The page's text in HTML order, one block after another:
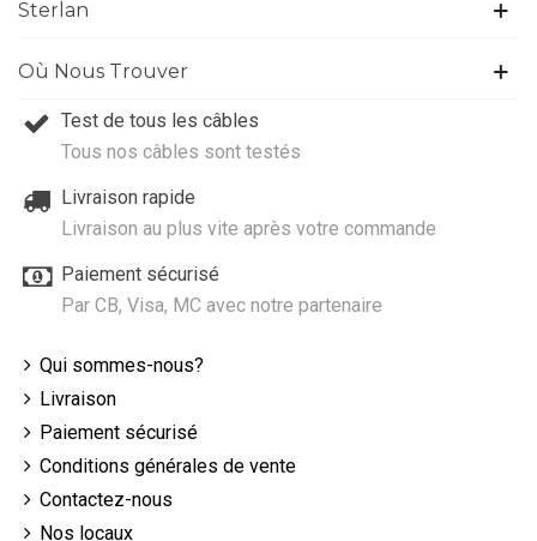
Sterlan
Où Nous Trouver
Test de tous les câbles
Tous nos câbles sont testés
Livraison rapide
Livraison au plus vite après votre commande
Paiement sécurisé
Par CB, Visa, MC avec notre partenaire
Qui sommes-nous?
Livraison
Paiement sécurisé
Conditions générales de vente
Contactez-nous
Nos locaux